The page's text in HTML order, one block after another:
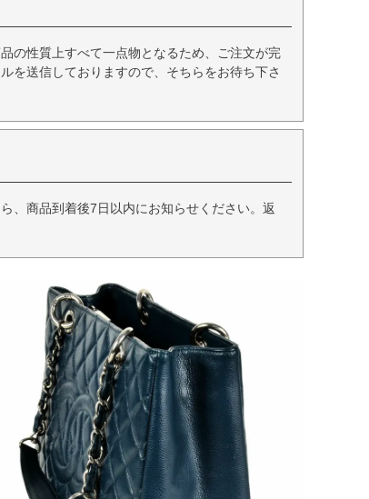
の性質上すべて一点物となるため、ご注文が完
を送信しておりますので、そちらをお待ち下さ
、商品到着後7日以内にお知らせください。返